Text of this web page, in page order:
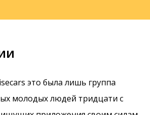
это была лишь группа
молодых людей тридцати с